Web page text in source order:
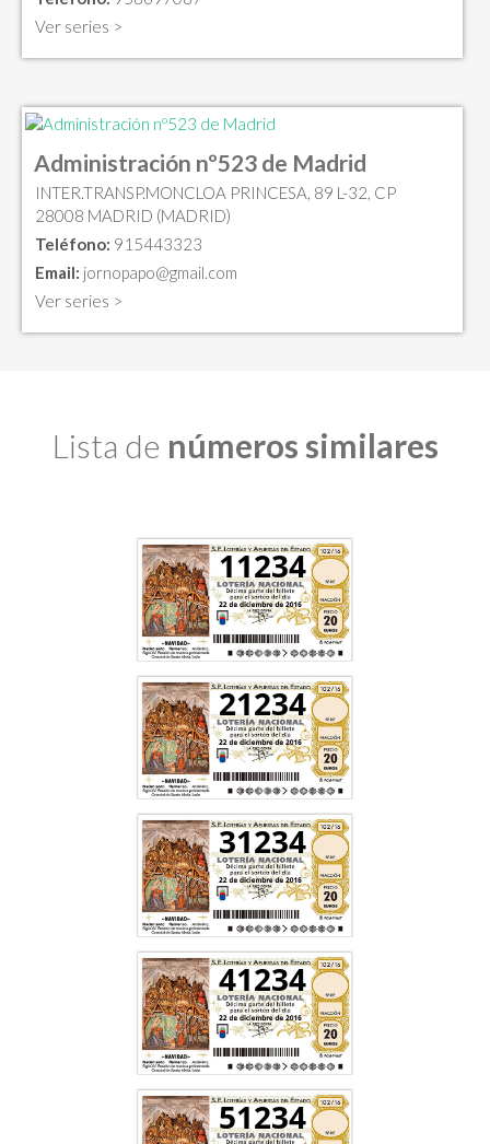
Ver series >
Administración nº523 de Madrid
INTER.TRANSP.MONCLOA PRINCESA, 89 L-32, CP
28008 MADRID (MADRID)
Teléfono: 915443323
Email: jornopapo@gmail.com
Ver series >
Lista de números similares
11234
21234
31234
41234
51234